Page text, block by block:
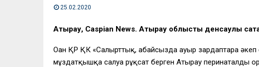
25.02.2020
Атырау, Caspian News. Атырау облыстық денсаулық
Оған ҚР ҚК «Салғырттық, абайсызда ауыр зардаптарға
мұздатқышқа салуға рұқсат берген Атырау перинаталды